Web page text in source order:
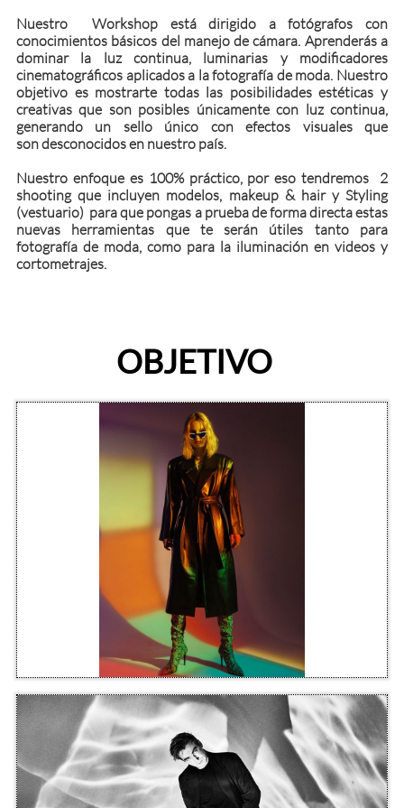
Nuestro Workshop está dirigido a fotógrafos con
conocimientos básicos del manejo de cámara. Aprenderás a
dominar la luz continua, luminarias y modificadores
cinematográficos aplicados a la fotografía de moda. Nuestro
objetivo es mostrarte todas las posibilidades estéticas y
creativas que son posibles únicamente con luz continua,
generando un sello único con efectos visuales que
son desconocidos en nuestro país.
Nuestro enfoque es 100% práctico, por eso tendremos 2
shooting que incluyen modelos, makeup & hair y Styling
(vestuario) para que pongas a prueba de forma directa estas
nuevas herramientas que te serán útiles tanto para
fotografía de moda, como para la iluminación en videos y
cortometrajes.
OBJETIVO